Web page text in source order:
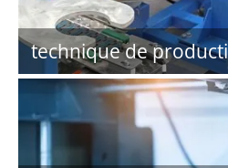
technique de